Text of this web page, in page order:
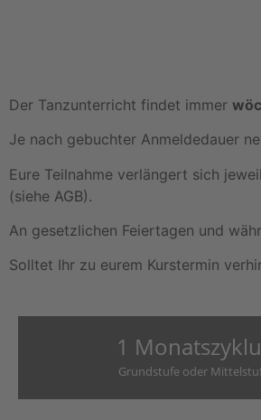
Der Tanzunterricht findet immer
Je nach gebuchter Anmeldedauer
Eure Teilnahme verlängert sich
(siehe AGB).
An gesetzlichen Feiertagen und
Solltet Ihr zu eurem Kurstermin
1
Grundstufe oder